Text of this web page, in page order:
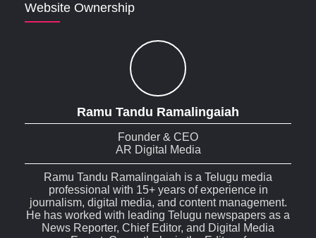
Website Ownership
Ramu Tandu Ramalingaiah
Founder & CEO
AR Digital Media
Ramu Tandu Ramalingaiah is a Telugu media
professional with 15+ years of experience in
journalism, digital media, and content management.
He has worked with leading Telugu newspapers as a
News Reporter, Chief Editor, and Digital Media